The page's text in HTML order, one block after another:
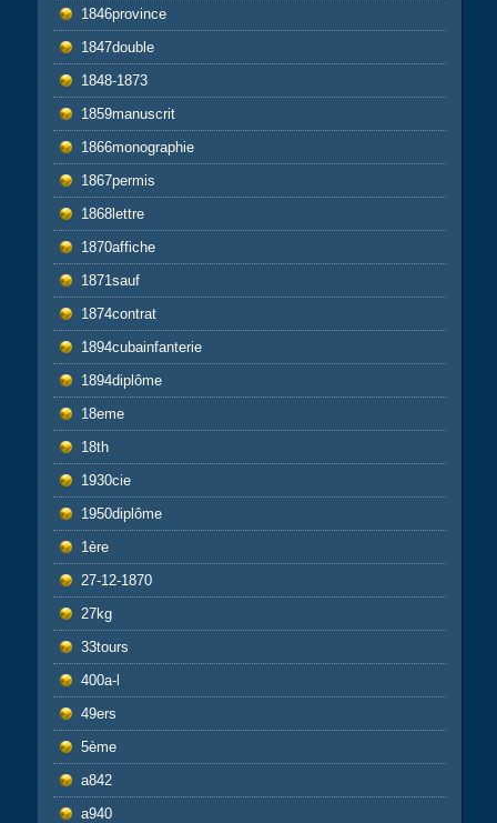
1846province
1847double
1848-1873
1859manuscrit
1866monographie
1867permis
1868lettre
1870affiche
1871sauf
1874contrat
1894cubainfanterie
1894diplôme
18eme
18th
1930cie
1950diplôme
1ère
27-12-1870
27kg
33tours
400a-l
49ers
5ème
a842
a940